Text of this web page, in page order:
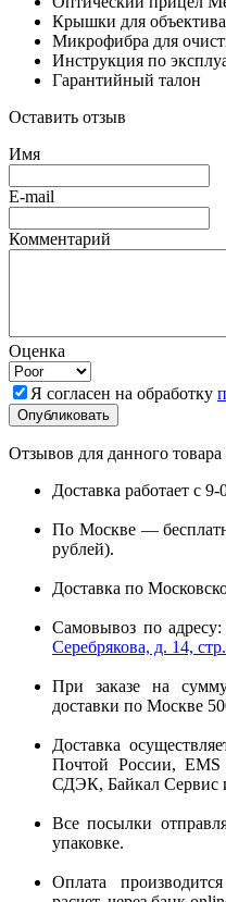
Крышки для объектива
Микрофибра для
Инструкция по
Гарантийный талон
Оставить отзыв
Имя
E-mail
Комментарий
Оценка
Я согласен на обработку
Отзывов для данного товара
Доставка работает с
По Москве —
рублей).
Доставка по
Самовывоз по адресу:
Серебрякова, д. 14,
При заказе на
доставки по Москве
Доставка
Почтой России,
СДЭК, Байкал Сервис
Все посылки
упаковке.
Оплата